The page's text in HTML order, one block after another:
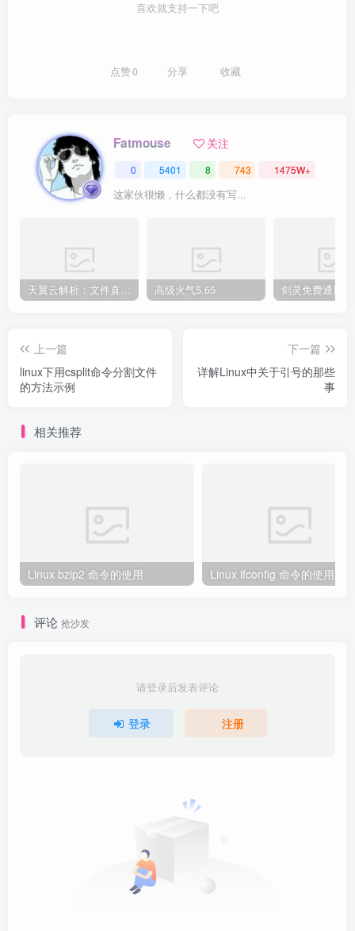
喜欢就支持一下吧
点赞0 分享 收藏
Fatmouse 关注
0 5401 8 743 1475W+
这家伙很懒，什么都没有写...
天翼云解析：文件直链获取源码 高级火气5.65
上一篇
linux下用csplit命令分割文件
的方法示例
下一篇
详解Linux中关于引号的那些
事
相关推荐
Linux bzip2 命令的使用 Linux ifconfig 命令的使用
评论 抢沙发
请登录后发表评论
登录 注册